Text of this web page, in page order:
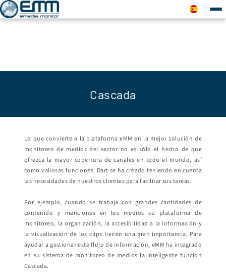
Cascada
Lo que convierte a la plataforma eMM en la mejor solución de
monitoreo de medios del sector no es sólo el hecho de que
ofrezca la mayor cobertura de canales en todo el mundo, así
como valiosas funciones. Dart se ha creado teniendo en cuenta
las necesidades de nuestros clientes para facilitar sus tareas.
Por ejemplo, cuando se trabaja con grandes cantidades de
contenido y menciones en los medios su plataforma de
monitoreo, la organización, la accesibilidad a la información y
la visualización de los clips tienen una gran importancia. Para
ayudar a gestionar este flujo de información, eMM ha integrado
en su sistema de monitoreo de medios la inteligente función
Cascada.